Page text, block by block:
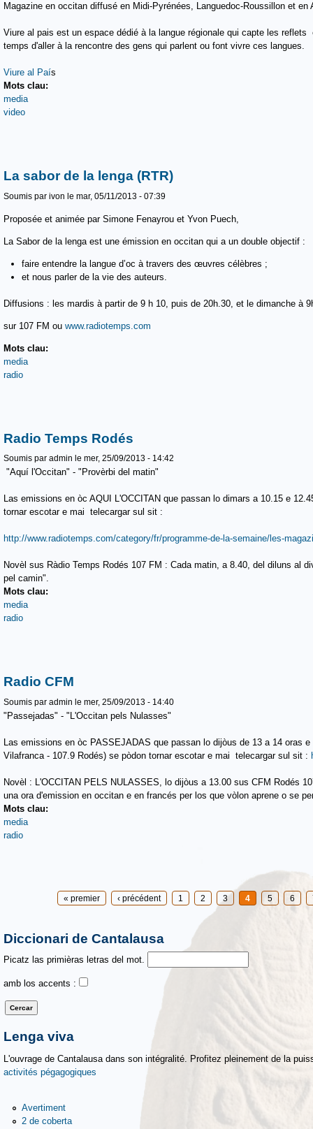
Magazine en occitan diffusé en Midi-Pyrénées, Languedoc-Roussillon et en
Viure al pais est un espace dédié à la langue régionale qui capte les
temps d'aller à la rencontre des gens qui parlent ou font vivre ces langues.
Viure al País
Mots clau:
media
video
La sabor de la lenga (RTR)
Soumis par ivon le mar, 05/11/2013 - 07:39
Proposée et animée par Simone Fenayrou et Yvon Puech,
La Sabor de la lenga est une émission en occitan qui a un double objectif :
faire entendre la langue d’oc à travers des œuvres célèbres ;
et nous parler de la vie des auteurs.
Diffusions : les mardis à partir de 9 h 10, puis de 20h.30, et le dimanche à
sur 107 FM ou www.radiotemps.com
Mots clau:
media
radio
Radio Temps Rodés
Soumis par admin le mer, 25/09/2013 - 14:42
"Aquí l'Occitan" - "Provèrbi del matin"
Las emissions en òc AQUI L'OCCITAN que passan lo dimars a 10.15 e
tornar escotar e mai telecargar sul sit :
http://www.radiotemps.com/category/fr/programme-de-la-semaine/les-
Novèl sus Ràdio Temps Rodés 107 FM : Cada matin, a 8.40, del diluns al
pel camin".
Mots clau:
media
radio
Radio CFM
Soumis par admin le mer, 25/09/2013 - 14:40
"Passejadas" - "L'Occitan pels Nulasses"
Las emissions en òc PASSEJADAS que passan lo dijòus de 13 a 14 oras
Vilafranca - 107.9 Rodés) se pòdon tornar escotar e mai telecargar sul sit :
Novèl : L'OCCITAN PELS NULASSES, lo dijòus a 13.00 sus CFM Rodés
una ora d'emission en occitan e en francés per los que vòlon aprene o se
Mots clau:
media
radio
« premier ‹ précédent 1 2 3 4 5 6
Diccionari de Cantalausa
Picatz las primièras letras del mot.
amb los accents :
Lenga viva
L'ouvrage de Cantalausa dans son intégralité. Profitez pleinement de la
activités pégagogiques
Avertiment
2 de coberta